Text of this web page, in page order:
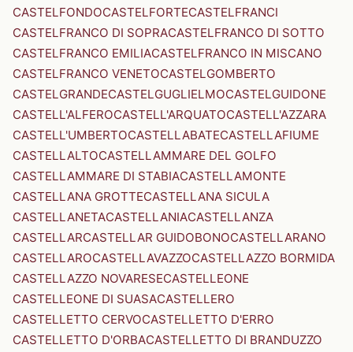
CASTELFONDOCASTELFORTECASTELFRANCI
CASTELFRANCO DI SOPRACASTELFRANCO DI SOTTO
CASTELFRANCO EMILIACASTELFRANCO IN MISCANO
CASTELFRANCO VENETOCASTELGOMBERTO
CASTELGRANDECASTELGUGLIELMOCASTELGUIDONE
CASTELL'ALFEROCASTELL'ARQUATOCASTELL'AZZARA
CASTELL'UMBERTOCASTELLABATECASTELLAFIUME
CASTELLALTOCASTELLAMMARE DEL GOLFO
CASTELLAMMARE DI STABIACASTELLAMONTE
CASTELLANA GROTTECASTELLANA SICULA
CASTELLANETACASTELLANIACASTELLANZA
CASTELLARCASTELLAR GUIDOBONOCASTELLARANO
CASTELLAROCASTELLAVAZZOCASTELLAZZO BORMIDA
CASTELLAZZO NOVARESECASTELLEONE
CASTELLEONE DI SUASACASTELLERO
CASTELLETTO CERVOCASTELLETTO D'ERRO
CASTELLETTO D'ORBACASTELLETTO DI BRANDUZZO